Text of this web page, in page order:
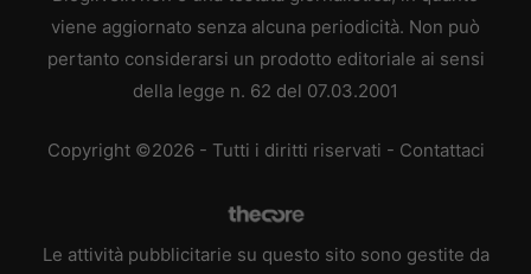
viene aggiornato senza alcuna periodicità. Non può
pertanto considerarsi un prodotto editoriale ai sensi
della legge n. 62 del 07.03.2001
Copyright ©2026 - Tutti i diritti riservati - Contattaci
Le attività pubblicitarie su questo sito sono gestite da